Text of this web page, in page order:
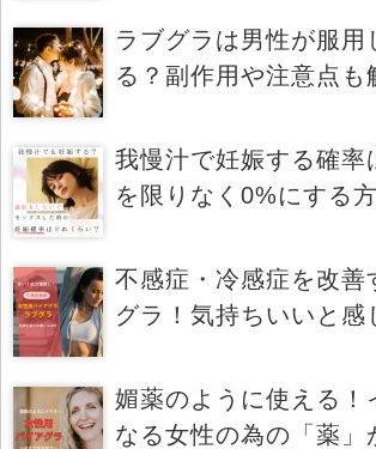
ラブグラは男性が服用
る？副作用や注意点も
我慢汁で妊娠する確率
を限りなく0%にする方
不感症・冷感症を改善
グラ！気持ちいいと感
媚薬のように使える！
なる女性の為の「薬」